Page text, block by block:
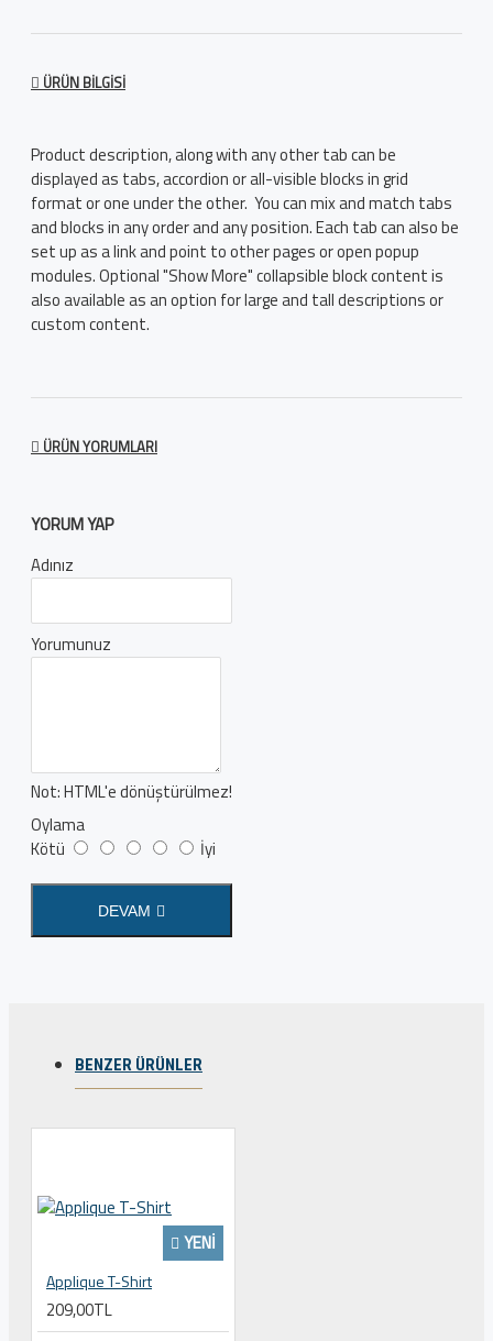
ÜRÜN BILGISI
Product description, along with any other tab can be
displayed as tabs, accordion or all-visible blocks in grid
format or one under the other. You can mix and match tabs
and blocks in any order and any position. Each tab can also be
set up as a link and point to other pages or open popup
modules. Optional "Show More" collapsible block content is
also available as an option for large and tall descriptions or
custom content.
ÜRÜN YORUMLARI
YORUM YAP
Adınız
Yorumunuz
Not:HTML'e dönüştürülmez!
Oylama
Kötü
İyi
DEVAM
BENZER ÜRÜNLER
YENI
Applique T-Shirt
209,00TL